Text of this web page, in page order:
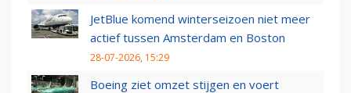
JetBlue komend winterseizoen niet meer
actief tussen Amsterdam en Boston
28-07-2026, 15:29
Boeing ziet omzet stijgen en voert